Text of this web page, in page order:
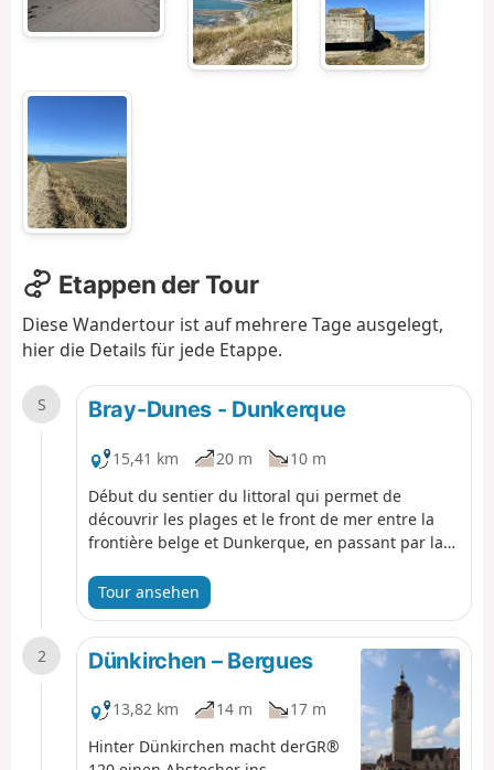
Etappen der Tour
Diese Wandertour ist auf mehrere Tage ausgelegt,
hier die Details für jede Etappe.
S Bray-Dunes - Dunkerque
15,41 km 20 m
10 m
Début du sentier du littoral qui permet de
découvrir les plages et le front de mer entre la
frontière belge et Dunkerque, en passant par la
suit en grande partie le GR®120 mais pas
complètement.
Tour ansehen
2 Dünkirchen – Bergues
13,82 km 14 m
17 m
Hinter Dünkirchen macht derGR®